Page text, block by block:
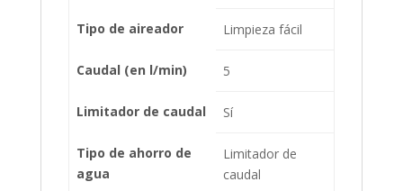
Tipo de aireador Limpieza fácil
Caudal (en l/min) 5
Limitador de caudal Sí
Tipo de ahorro de
agua
Limitador de
caudal